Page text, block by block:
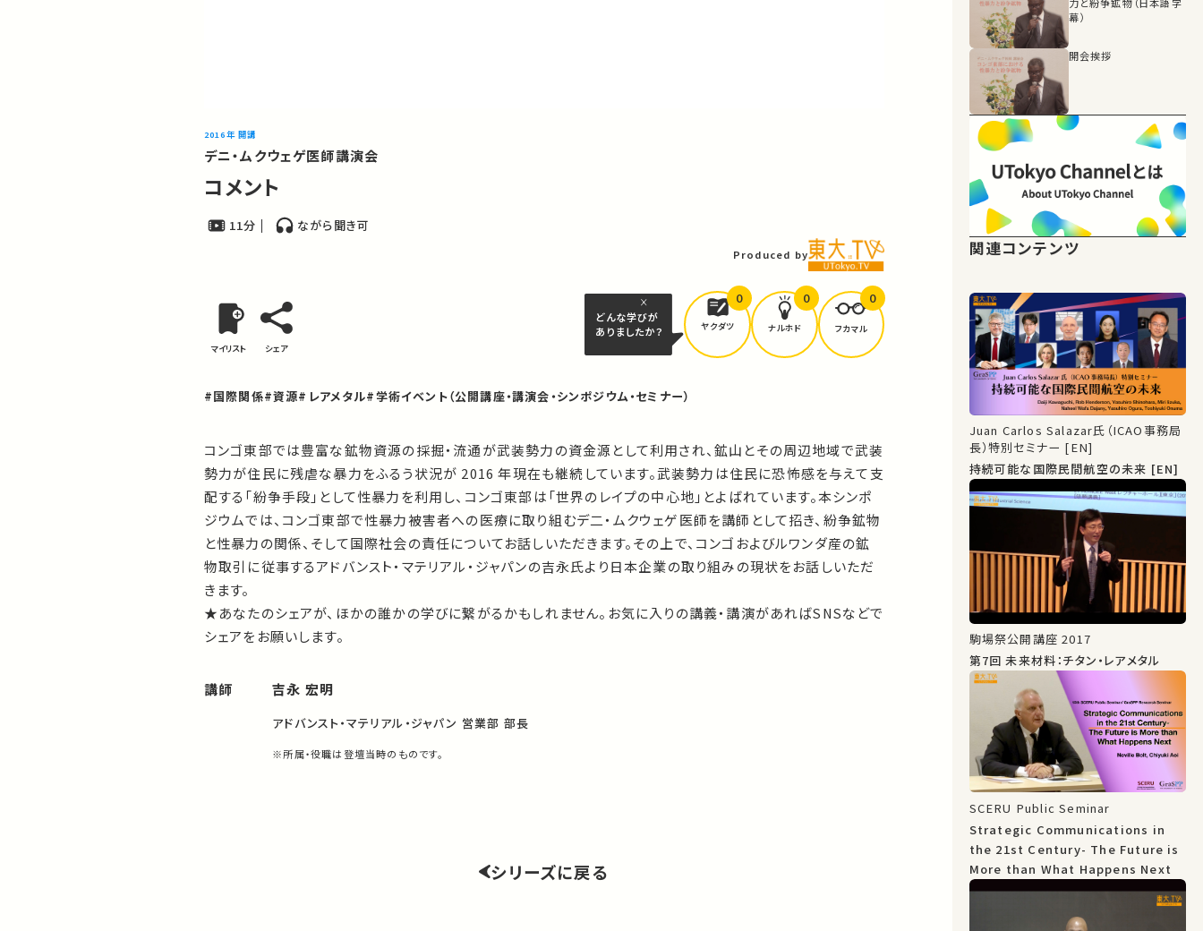
2016年 開講
デニ・ムクウェゲ医師講演会
コメント
11分 ながら聞き可
Produced by
マイリスト シェア
どんな学びが
ありましたか？
ヤクダツ
0
ナルホド
0
フカマル
0
#国際関係#資源#レアメタル#学術イベント（公開講座・講演会・シンポジウム・セミナー）
コンゴ東部では豊富な鉱物資源の採掘・流通が武装勢力の資金源として利用され、鉱山とその周辺地域で武装
勢力が住民に残虐な暴力をふるう状況が 2016年現在も継続しています。武装勢力は住民に恐怖感を与えて支
配する「紛争手段」として性暴力を利用し、コンゴ東部は「世界のレイプの中心地」とよばれています。本シンポ
ジウムでは、コンゴ東部で性暴力被害者への医療に取り組むデ二・ムクウェゲ医師を講師として招き、紛争鉱物
と性暴力の関係、そして国際社会の責任についてお話しいただきます。その上で、コンゴおよびルワンダ産の鉱
物取引に従事するアドバンスト・マテリアル・ジャパンの吉永氏より日本企業の取り組みの現状をお話しいただ
きます。
★あなたのシェアが、ほかの誰かの学びに繋がるかもしれません。お気に入りの講義・講演があればSNSなどで
シェアをお願いします。
講師 吉永 宏明
アドバンスト・マテリアル・ジャパン 営業部 部長
※所属・役職は登壇当時のものです。
シリーズに戻る
力と紛争鉱物（日本語字
幕）
開会挨拶
関連コンテンツ
Juan Carlos Salazar氏（ICAO事務局
長）特別セミナー [EN]
持続可能な国際民間航空の未来 [EN]
駒場祭公開講座 2017
第7回 未来材料：チタン・レアメタル
SCERU Public Seminar
Strategic Communications in
the 21st Century- The Future is
More than What Happens Next